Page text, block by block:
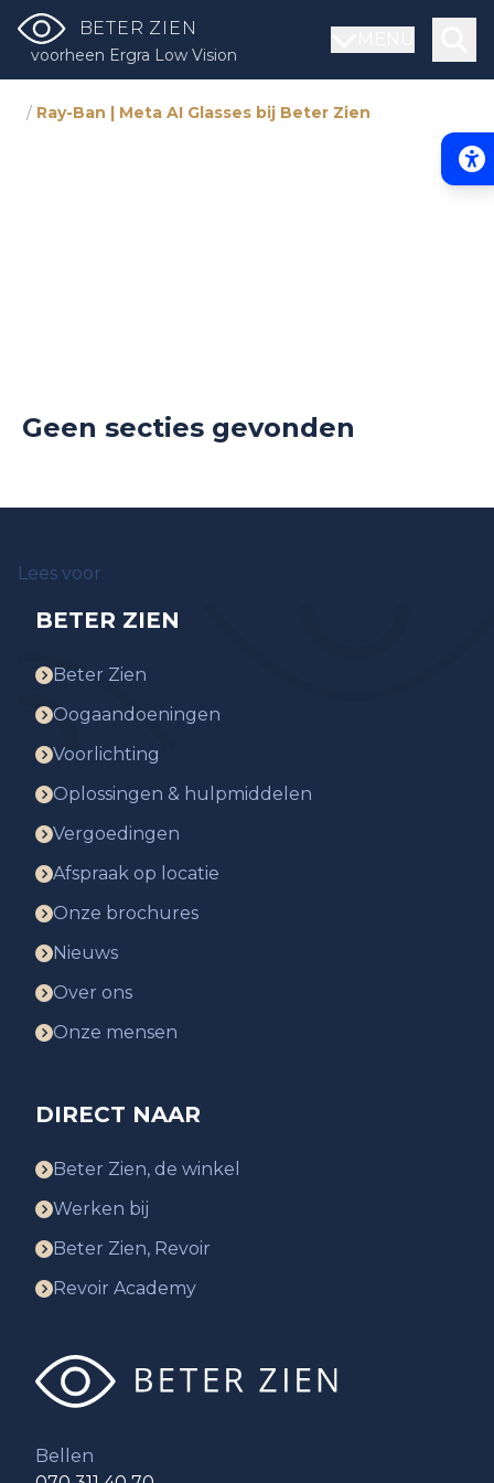
BETER ZIEN
voorheen Ergra Low Vision
/ Ray-Ban | Meta AI Glasses bij Beter Zien
Geen secties gevonden
Lees voor
BETER ZIEN
Beter Zien
Oogaandoeningen
Voorlichting
Oplossingen & hulpmiddelen
Vergoedingen
Afspraak op locatie
Onze brochures
Nieuws
Over ons
Onze mensen
DIRECT NAAR
Beter Zien, de winkel
Werken bij
Beter Zien, Revoir
Revoir Academy
Bellen